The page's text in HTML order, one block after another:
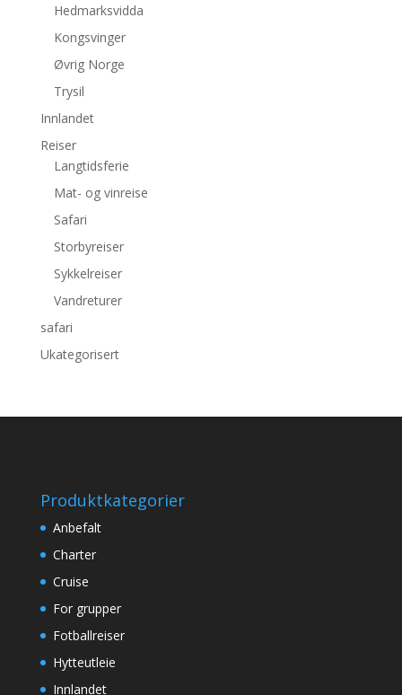
Hedmarksvidda
Kongsvinger
Øvrig Norge
Trysil
Innlandet
Reiser
Langtidsferie
Mat- og vinreise
Safari
Storbyreiser
Sykkelreiser
Vandreturer
safari
Ukategorisert
Produktkategorier
Anbefalt
Charter
Cruise
For grupper
Fotballreiser
Hytteutleie
Innlandet